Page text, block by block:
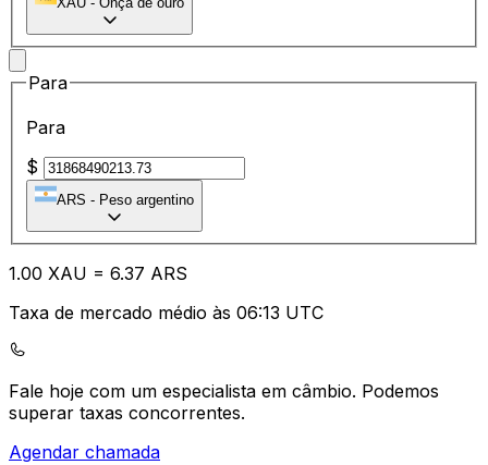
Para
Para
$
ARS - Peso argentino
1.00 XAU = 6.37 ARS
Taxa de mercado médio às 06:13 UTC
Fale hoje com um especialista em câmbio. Podemos
superar taxas concorrentes.
Agendar chamada